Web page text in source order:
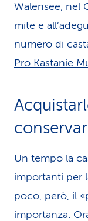
Walensee, nel
mite e
numero di
Pro Kastanie
Un tempo la
importanti per
poco, però, il
importanza.